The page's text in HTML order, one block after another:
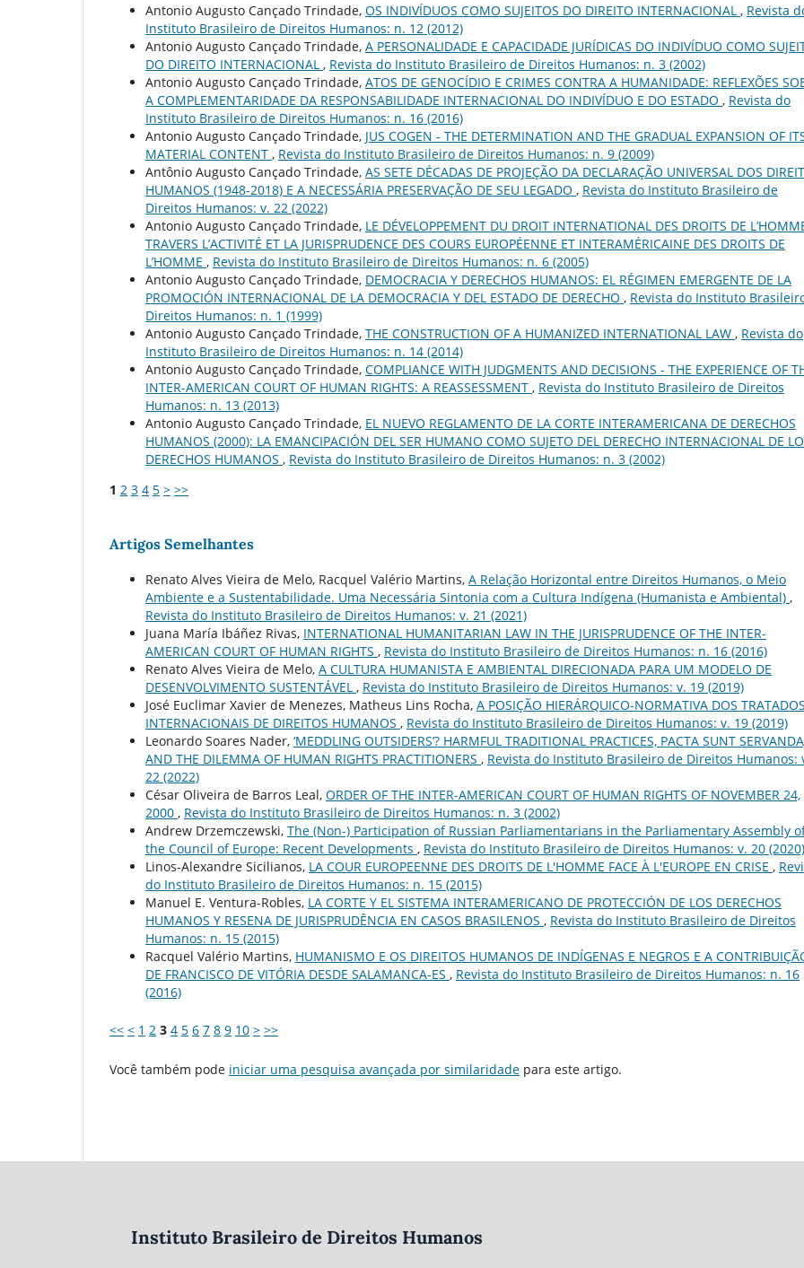
Antonio Augusto Cançado Trindade, OS INDIVÍDUOS COMO SUJEITOS DO DIREITO INTERNACIONAL , Revista
Instituto Brasileiro de Direitos Humanos: n. 12 (2012)
Antonio Augusto Cançado Trindade, A PERSONALIDADE E CAPACIDADE JURÍDICAS DO INDIVÍDUO COMO
DO DIREITO INTERNACIONAL , Revista do Instituto Brasileiro de Direitos Humanos: n. 3 (2002)
Antonio Augusto Cançado Trindade, ATOS DE GENOCÍDIO E CRIMES CONTRA A HUMANIDADE: REFLEXÕES
A COMPLEMENTARIDADE DA RESPONSABILIDADE INTERNACIONAL DO INDIVÍDUO E DO ESTADO , Revista do
Instituto Brasileiro de Direitos Humanos: n. 16 (2016)
Antonio Augusto Cançado Trindade, JUS COGEN - THE DETERMINATION AND THE GRADUAL EXPANSION OF
MATERIAL CONTENT , Revista do Instituto Brasileiro de Direitos Humanos: n. 9 (2009)
Antônio Augusto Cançado Trindade, AS SETE DÉCADAS DE PROJEÇÃO DA DECLARAÇÃO UNIVERSAL DOS
HUMANOS (1948-2018) E A NECESSÁRIA PRESERVAÇÃO DE SEU LEGADO , Revista do Instituto Brasileiro de
Direitos Humanos: v. 22 (2022)
Antonio Augusto Cançado Trindade, LE DÉVELOPPEMENT DU DROIT INTERNATIONAL DES DROITS DE
TRAVERS L’ACTIVITÉ ET LA JURISPRUDENCE DES COURS EUROPÉENNE ET INTERAMÉRICAINE DES DROITS DE
L’HOMME , Revista do Instituto Brasileiro de Direitos Humanos: n. 6 (2005)
Antonio Augusto Cançado Trindade, DEMOCRACIA Y DERECHOS HUMANOS: EL RÉGIMEN EMERGENTE DE LA
PROMOCIÓN INTERNACIONAL DE LA DEMOCRACIA Y DEL ESTADO DE DERECHO , Revista do Instituto
Direitos Humanos: n. 1 (1999)
Antonio Augusto Cançado Trindade, THE CONSTRUCTION OF A HUMANIZED INTERNATIONAL LAW , Revista do
Instituto Brasileiro de Direitos Humanos: n. 14 (2014)
Antonio Augusto Cançado Trindade, COMPLIANCE WITH JUDGMENTS AND DECISIONS - THE EXPERIENCE OF
INTER-AMERICAN COURT OF HUMAN RIGHTS: A REASSESSMENT , Revista do Instituto Brasileiro de Direitos
Humanos: n. 13 (2013)
Antonio Augusto Cançado Trindade, EL NUEVO REGLAMENTO DE LA CORTE INTERAMERICANA DE DERECHOS
HUMANOS (2000): LA EMANCIPACIÓN DEL SER HUMANO COMO SUJETO DEL DERECHO INTERNACIONAL DE
DERECHOS HUMANOS , Revista do Instituto Brasileiro de Direitos Humanos: n. 3 (2002)
1 2 3 4 5 > >>
Artigos Semelhantes
Renato Alves Vieira de Melo, Racquel Valério Martins, A Relação Horizontal entre Direitos Humanos, o Meio
Ambiente e a Sustentabilidade. Uma Necessária Sintonia com a Cultura Indígena (Humanista e Ambiental) ,
Revista do Instituto Brasileiro de Direitos Humanos: v. 21 (2021)
Juana María Ibáñez Rivas, INTERNATIONAL HUMANITARIAN LAW IN THE JURISPRUDENCE OF THE INTER-
AMERICAN COURT OF HUMAN RIGHTS , Revista do Instituto Brasileiro de Direitos Humanos: n. 16 (2016)
Renato Alves Vieira de Melo, A CULTURA HUMANISTA E AMBIENTAL DIRECIONADA PARA UM MODELO DE
DESENVOLVIMENTO SUSTENTÁVEL , Revista do Instituto Brasileiro de Direitos Humanos: v. 19 (2019)
José Euclimar Xavier de Menezes, Matheus Lins Rocha, A POSIÇÃO HIERÁRQUICO-NORMATIVA DOS TRATADOS
INTERNACIONAIS DE DIREITOS HUMANOS , Revista do Instituto Brasileiro de Direitos Humanos: v. 19 (2019)
Leonardo Soares Nader, ‘MEDDLING OUTSIDERS’? HARMFUL TRADITIONAL PRACTICES, PACTA SUNT
AND THE DILEMMA OF HUMAN RIGHTS PRACTITIONERS , Revista do Instituto Brasileiro de Direitos Humanos:
22 (2022)
César Oliveira de Barros Leal, ORDER OF THE INTER-AMERICAN COURT OF HUMAN RIGHTS OF NOVEMBER 24,
2000 , Revista do Instituto Brasileiro de Direitos Humanos: n. 3 (2002)
Andrew Drzemczewski, The (Non-) Participation of Russian Parliamentarians in the Parliamentary Assembly
the Council of Europe: Recent Developments , Revista do Instituto Brasileiro de Direitos Humanos: v. 20 (2020)
Linos-Alexandre Sicilianos, LA COUR EUROPEENNE DES DROITS DE L'HOMME FACE À L'EUROPE EN CRISE ,
do Instituto Brasileiro de Direitos Humanos: n. 15 (2015)
Manuel E. Ventura-Robles, LA CORTE Y EL SISTEMA INTERAMERICANO DE PROTECCIÓN DE LOS DERECHOS
HUMANOS Y RESENA DE JURISPRUDÊNCIA EN CASOS BRASILENOS , Revista do Instituto Brasileiro de Direitos
Humanos: n. 15 (2015)
Racquel Valério Martins, HUMANISMO E OS DIREITOS HUMANOS DE INDÍGENAS E NEGROS E A
DE FRANCISCO DE VITÓRIA DESDE SALAMANCA-ES , Revista do Instituto Brasileiro de Direitos Humanos: n. 16
(2016)
<< < 1 2 3 4 5 6 7 8 9 10 > >>
Você também pode iniciar uma pesquisa avançada por similaridade para este artigo.
Instituto Brasileiro de Direitos Humanos